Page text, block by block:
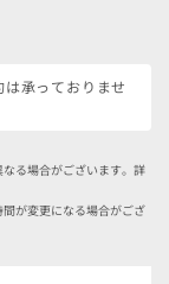
承っておりませ
る場合がございます。詳
が変更になる場合がござ